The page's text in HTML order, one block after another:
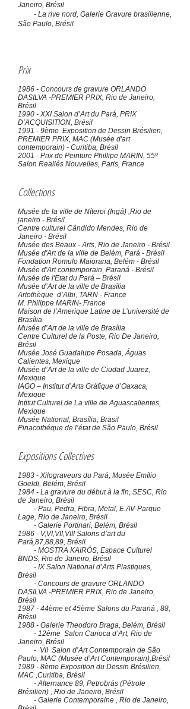
Janeiro, Brésil
- La rive nord, Galerie Gravure brasilienne,
São Paulo, Brésil
Prix
1986 - Concours de gravure ORLANDO
DASILVA -PREMIER PRIX, Rio de Janeiro,
Brésil
1990 - XXI Salon d’Art du Pará, PRIX
D’ACQUISITION, Brésil
1991 - 9ème Exposition de Dessin Brésilien,
PREMIER PRIX, MAC (Musée d'art
contemporain) - Curitiba, Brésil
2001 - Prix de Peinture Phillipe MARIN, 55º
Salon Realiés Nouvelles, Paris, France
Collections
Musée de la ville de Níteroi (Ingá) ,Rio de
janeiro - Brésil
Centre culturel Cândido Mendes, Rio de
Janeiro - Brésil
Musée des Beaux - Arts, Rio de Janeiro - Brésil
Musée d'Art de la ville de Belém, Pará - Brésil
Fondation Romulo Maiorana, Belém - Brésil
Musée d'Art contemporain, Paraná - Brésil
Musée de l'Etat du Pará – Brésil
Musée d’Art de la ville de Brasília
Artothèque d’Albi, TARN - France
M. Philippe MARIN- France
Maison de l’Amerique Latine de L’université de
Brasília
Musée d’Art de la ville de Brasília
Centre Culturel de la Poste, Rio De Janeiro,
Brésil
Musée José Guadalupe Posada, Águas
Calientes, Mexique
Musée d’Art de la ville de Ciudad Juarez,
Mexique
IAGO – Institut d’Arts Gráfique d’Oaxaca,
Mexique
Intitut Culturel de La ville de Aguascalientes,
Mexique
Musée National, Brasília, Brasil
Pinacothéque de l’état de São Paulo, Brésil
Expositions Collectives
1983 - Xilograveurs du Pará, Musée Emílio
Goeldi, Belém, Brésil
1984 - La gravure du début à la fin, SESC, Rio
de Janeiro, Brésil
- Pau, Pedra, Fibra, Metal, E.AV-Parque
Lage, Rio de Janeiro, Brésil
- Galerie Portinari, Belém, Brésil
1986 - V,VI,VII,VIII Salons d’art du
Pará,87,88,89, Brésil
- MOSTRA KAIRÓS, Espace Culturel
BNDS, Rio de Janeiro, Brésil
- IX Salon National d’Arts Plastiques,
Brésil
- Concours de gravure ORLANDO
DASILVA -PREMIER PRIX, Rio de Janeiro,
Brésil
1987 - 44ème et 45ème Salons du Paraná , 88,
Brésil
1988 - Galerie Theodoro Braga, Belém, Brésil
- 12ème Salon Carioca d’Art, Rio de
Janeiro, Brésil
- VII Salon d’Art Contemporain de São
Paulo, MAC (Musée d’Art Contemporain),Brésil
1989 - 8ème Exposition du Dessin Brésilien,
MAC ,Curitiba, Brésil
- Alternance 89, Petrobrás (Pétrole
Brésilien) , Rio de Janeiro, Brésil
- Galerie Contemporaine , Rio de Janeiro,